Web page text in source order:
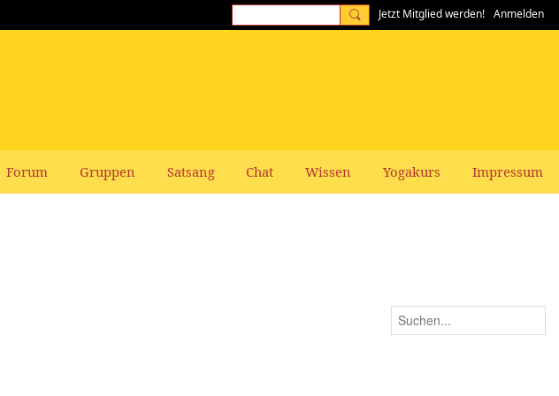
Jetzt Mitglied werden! Anmelden
Forum Gruppen Satsang Chat Wissen Yogakurs Impressum